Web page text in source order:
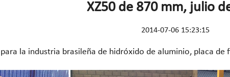
XZ50 de 870 mm, julio
2014-07-06 15:23:15
la industria brasileña de hidróxido de aluminio, placa de